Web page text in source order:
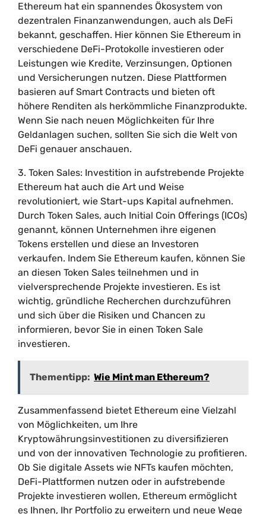
Ethereum hat ein spannendes Ökosystem von
dezentralen Finanzanwendungen, auch als DeFi
bekannt, geschaffen. Hier können Sie Ethereum in
verschiedene DeFi-Protokolle investieren oder
Leistungen wie Kredite, Verzinsungen, Optionen
und Versicherungen nutzen. Diese Plattformen
basieren auf Smart Contracts und bieten oft
höhere Renditen als herkömmliche Finanzprodukte.
Wenn Sie nach neuen Möglichkeiten für Ihre
Geldanlagen suchen, sollten Sie sich die Welt von
DeFi genauer anschauen.
3. Token Sales: Investition in aufstrebende Projekte
Ethereum hat auch die Art und Weise
revolutioniert, wie Start-ups Kapital aufnehmen.
Durch Token Sales, auch Initial Coin Offerings (ICOs)
genannt, können Unternehmen ihre eigenen
Tokens erstellen und diese an Investoren
verkaufen. Indem Sie Ethereum kaufen, können Sie
an diesen Token Sales teilnehmen und in
vielversprechende Projekte investieren. Es ist
wichtig, gründliche Recherchen durchzuführen
und sich über die Risiken und Chancen zu
informieren, bevor Sie in einen Token Sale
investieren.
Thementipp: Wie Mint man Ethereum?
Zusammenfassend bietet Ethereum eine Vielzahl
von Möglichkeiten, um Ihre
Kryptowährungsinvestitionen zu diversifizieren
und von der innovativen Technologie zu profitieren.
Ob Sie digitale Assets wie NFTs kaufen möchten,
DeFi-Plattformen nutzen oder in aufstrebende
Projekte investieren wollen, Ethereum ermöglicht
es Ihnen, Ihr Portfolio zu erweitern und neue Wege